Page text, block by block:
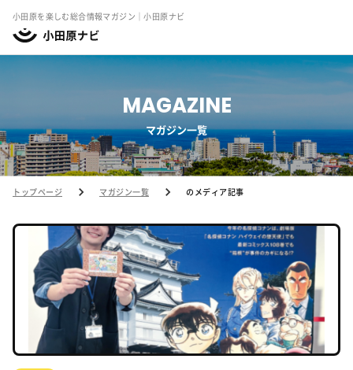
小田原を楽しむ総合情報マガジン｜小田原ナビ
MAGAZINE
マガジン一覧
トップページ マガジン一覧 のメディア記事